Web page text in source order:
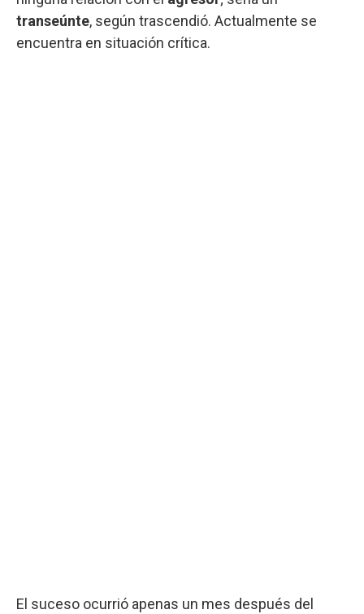
transeúnte, según trascendió. Actualmente se
encuentra en situación crítica.
El suceso ocurrió apenas un mes después del